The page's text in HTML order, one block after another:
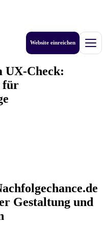
Website einreichen Menü
UX-Check:
für
Gestaltung und